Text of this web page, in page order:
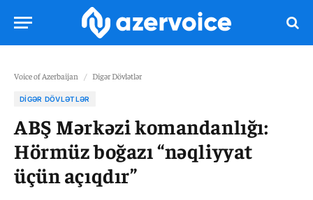
Voice of Azerbaijan / Digər Dövlətlər
DIGƏR DÖVLƏTLƏR
ABŞ Mərkəzi komandanlığı:
Hörmüz boğazı “nəqliyyat
üçün açıqdır”